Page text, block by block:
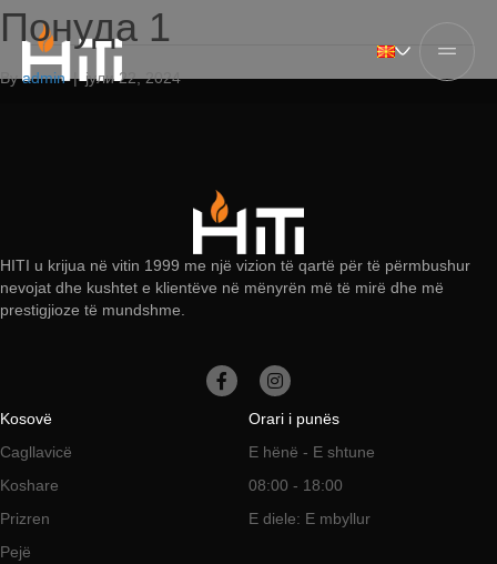
Понуда 1
Byadmin|јули 22, 2024
HITI u krijua në vitin 1999 me një vizion të qartë për të përmbushur
nevojat dhe kushtet e klientëve në mënyrën më të mirë dhe më
prestigjioze të mundshme.
Kosovë
Cagllavicë
Koshare
Prizren
Pejë
Orari i punës
E hënë - E shtune
08:00 - 18:00
E diele: E mbyllur